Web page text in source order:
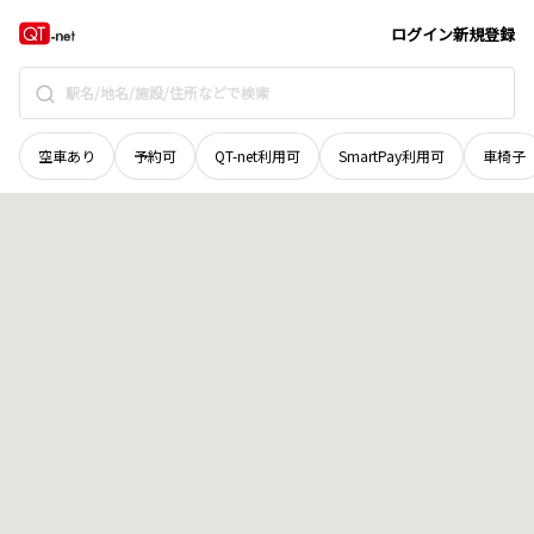
ログイン新規登録
空車あり 予約可 QT-net利用可 SmartPay利用可 車椅子
長野県